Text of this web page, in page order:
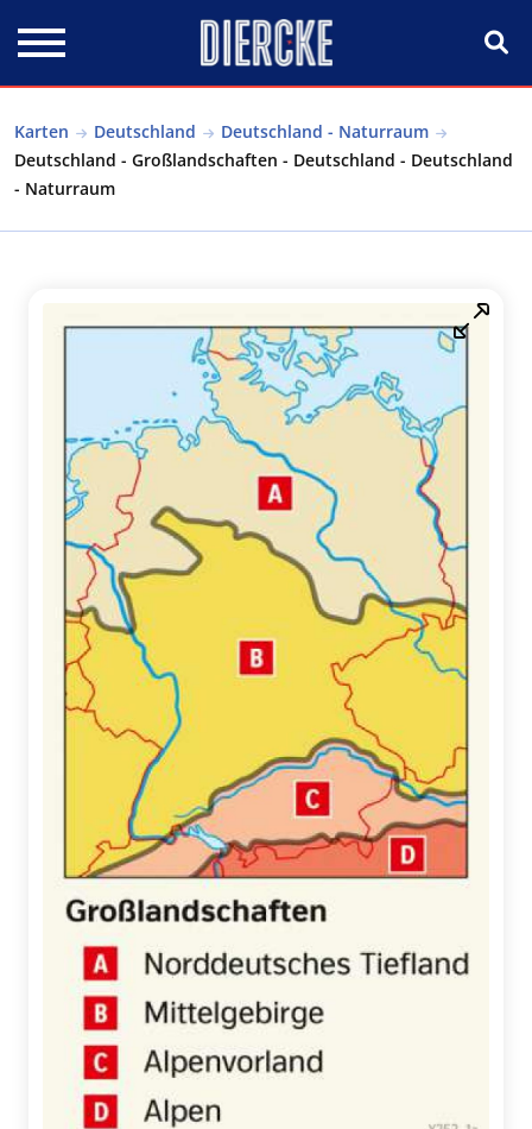
Karten Deutschland
Deutschland - Naturraum
Deutschland - Großlandschaften - Deutschland - Deutschland
- Naturraum